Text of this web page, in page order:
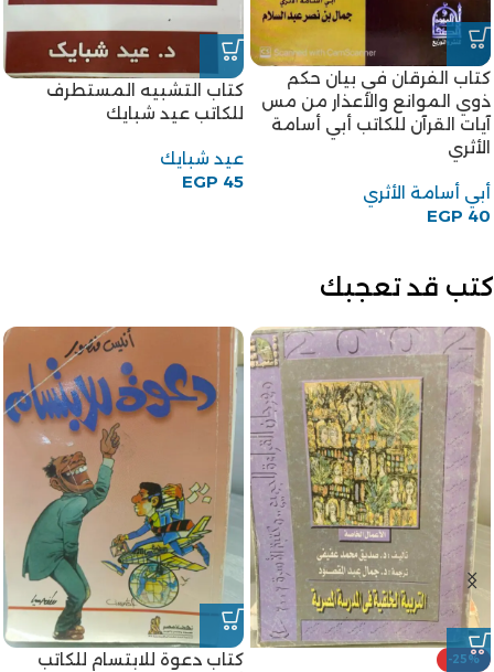
-18%
كتاب المرأة الجديدة للكاتب
قاسم أمين
قاسم أمين
EGP 55
EGP 45
-18%
كتاب أحكام الحيض والنفاس
للكاتبة أم الحسن رحاب بنت
محمد الخولي
أم الحسن رحاب بنت محمد
الخولي
كتب قد تعجبك
-20% أزمة ثقة – رباب فؤاد